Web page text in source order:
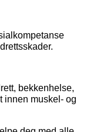
bekkenhelse,
innen muskel- og